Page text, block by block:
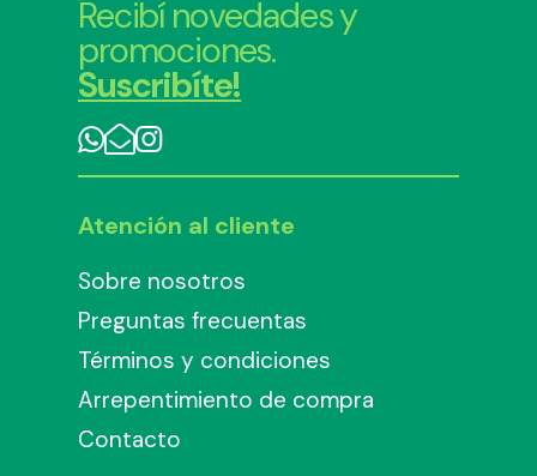
Recibí novedades y
promociones.
Suscribíte!
Atención al cliente
Sobre nosotros
Preguntas frecuentas
Términos y condiciones
Arrepentimiento de compra
Contacto